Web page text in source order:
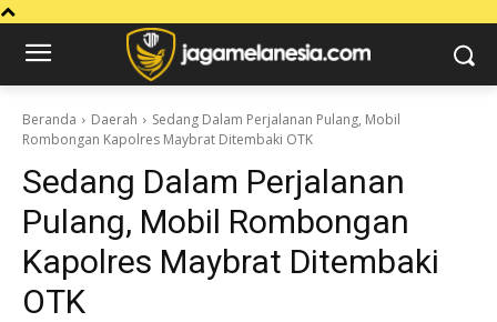
Beranda Daerah
Sedang Dalam Perjalanan Pulang, Mobil
Rombongan Kapolres Maybrat Ditembaki OTK
Sedang Dalam Perjalanan
Pulang, Mobil Rombongan
Kapolres Maybrat Ditembaki
OTK